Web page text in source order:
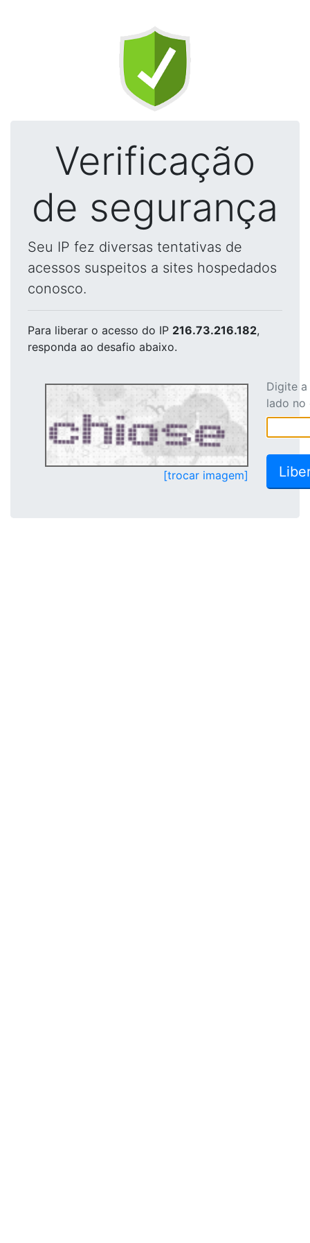
Verificação
de segurança
Seu IP fez diversas tentativas de
acessos suspeitos a sites hospedados
conosco.
Para liberar o acesso do IP 216.73.216.182,
responda ao desafio abaixo.
[trocar imagem]
Digite
lado no